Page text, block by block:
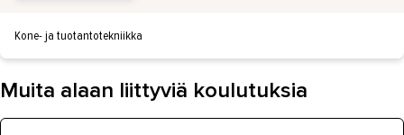
Kone- ja tuotantotekniikka
Muita alaan liittyviä koulutuksia